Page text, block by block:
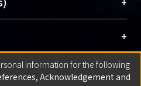
深入了解OA）
該版權所有者及第三方同
the submission is your
you have the right to
Manual)
Service)
+
機中心帳號登入
+
information for the following
Acknowledgement and